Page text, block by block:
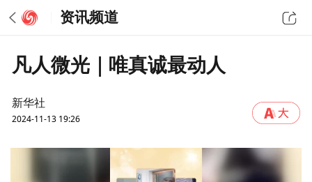
资讯频道
凡人微光｜唯真诚最动人
新华社
2024-11-13 19:26